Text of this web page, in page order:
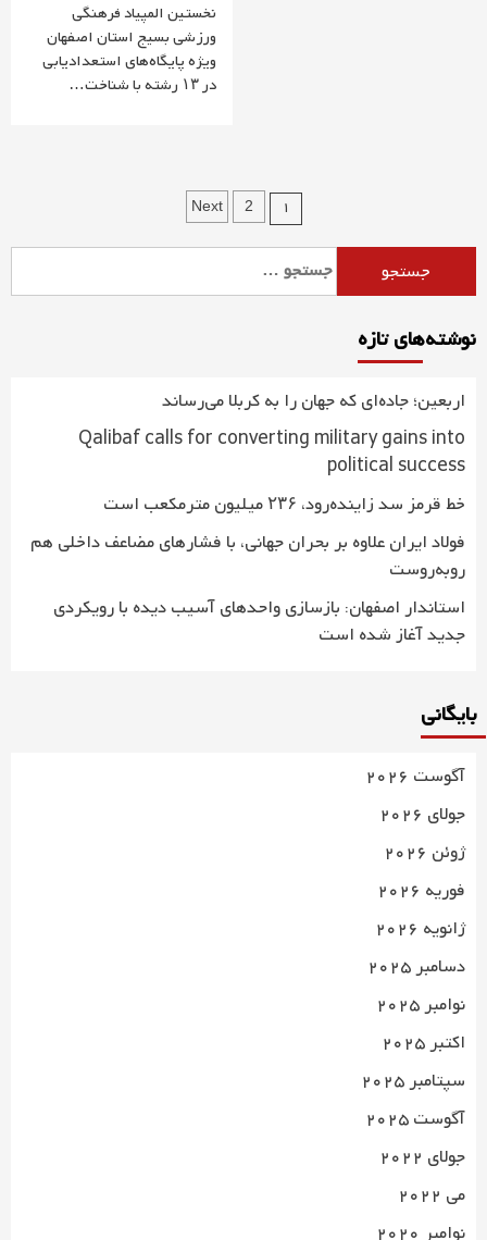
نخستین المپیاد فرهنگی
ورزشی بسیج استان اصفهان
ویژه پایگاه‌های استعدادیابی
در ۱۳ رشته با شناخت…
راهبری
نوشته‌ها
1
2
Next
برای:
نوشته‌های تازه
اربعین؛ جاده‌ای که جهان را به کربلا می‌رساند
Qalibaf calls for converting military gains into
political success
خط قرمز سد زاینده‌رود، ۲۳۶ میلیون مترمکعب است
فولاد ایران علاوه بر بحران جهانی، با فشارهای مضاعف داخلی هم
روبه‌روست
استاندار اصفهان: بازسازی واحدهای آسیب دیده با رویکردی
جدید آغاز شده است
بایگانی
آگوست 2026
جولای 2026
ژوئن 2026
فوریه 2026
ژانویه 2026
دسامبر 2025
نوامبر 2025
اکتبر 2025
سپتامبر 2025
آگوست 2025
جولای 2022
می 2022
نوامبر 2020